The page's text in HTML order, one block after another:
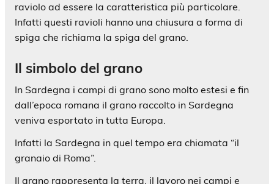
raviolo ad essere la caratteristica più particolare.
Infatti questi ravioli hanno una chiusura a forma di
spiga che richiama la spiga del grano.
Il simbolo del grano
In Sardegna i campi di grano sono molto estesi e fin
dall’epoca romana il grano raccolto in Sardegna
veniva esportato in tutta Europa.
Infatti la Sardegna in quel tempo era chiamata “il
granaio di Roma”.
Il grano rappresenta la terra, il lavoro nei campi e